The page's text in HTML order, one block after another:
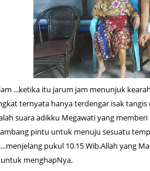
itu jarum jam menunjuk kearah
ternyata hanya terdengar isak
suara adikku Megawati yang
pintu untuk menuju sesuatu
pukul 10.15 Wib.Allah yang
menghapNya.